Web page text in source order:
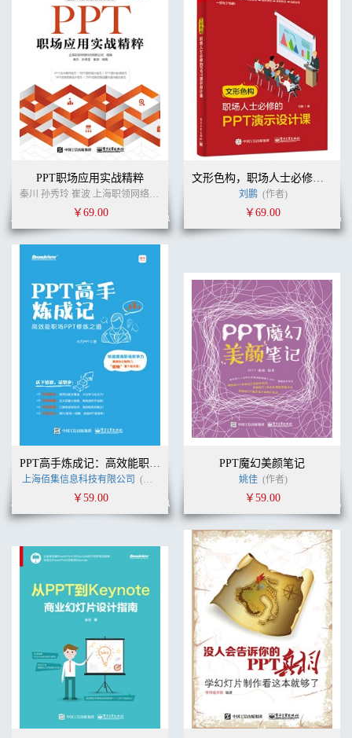
PPT职场应用实战精粹
秦川 孙秀玲 崔波 上海职领网络科技有限公司 (作者)
￥69.00
文形色构，职场人士必修的PPT演示设计课
刘鹏 (作者)
￥69.00
PPT高手炼成记：高效能职场PPT修炼之道
上海佰集信息科技有限公司 (作者)
￥59.00
PPT魔幻美颜笔记
姚佳 (作者)
￥59.00